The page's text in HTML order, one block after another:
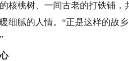
核桃树、一间古老的打铁铺，
细腻的人情。“正是这样的故